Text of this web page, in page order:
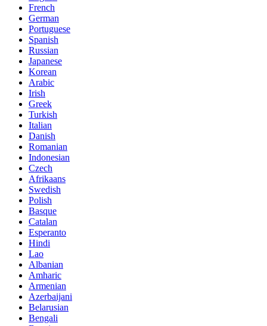
French
German
Portuguese
Spanish
Russian
Japanese
Korean
Arabic
Irish
Greek
Turkish
Italian
Danish
Romanian
Indonesian
Czech
Afrikaans
Swedish
Polish
Basque
Catalan
Esperanto
Hindi
Lao
Albanian
Amharic
Armenian
Azerbaijani
Belarusian
Bengali